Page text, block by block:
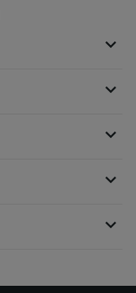
keyboard_arrow_down
keyboard_arrow_down
keyboard_arrow_down
keyboard_arrow_down
keyboard_arrow_down